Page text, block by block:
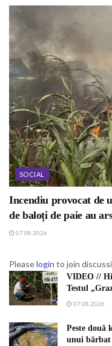
SOCIAL
Incendiu provocat de
de baloți de paie au
07.08.2026
Pleaselogin to join
VIDEO //
Testul
07.08.2026
Peste două
unui